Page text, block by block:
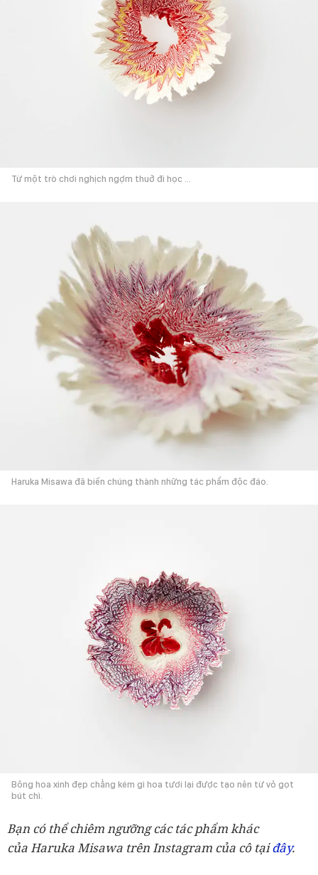
Từ một trò chơi nghịch ngợm thuở đi học ...
Haruka Misawa đã biến chúng thành những tác phẩm độc đáo.
Bông hoa xinh đẹp chẳng kém gì hoa tươi lại được tạo nên từ vỏ gọt
bút chì.
Bạn có thể chiêm ngưỡng các tác phẩm khác
của Haruka Misawa trên Instagram của cô tạiđây.